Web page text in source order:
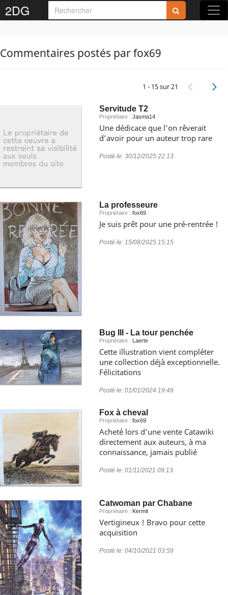
2DG
Commentaires postés par fox69
1 - 15 sur 21
Servitude T2
Propriétaire : Jasma14
Une dédicace que l’on rêverait
d’avoir pour un auteur trop rare
Posté le: 30/12/2025 22:13
La professeure
Propriétaire : fox69
Je suis prêt pour une pré-rentrée !
Posté le: 15/08/2025 15:15
Bug III - La tour penchée
Propriétaire : Laerte
Cette illustration vient compléter
une collection déjà exceptionnelle.
Félicitations
Posté le: 01/01/2024 19:49
Fox à cheval
Propriétaire : fox69
Acheté lors d'une vente Catawiki
directement aux auteurs, à ma
connaissance, jamais publié
Posté le: 01/11/2021 09:13
Catwoman par Chabane
Propriétaire : Kermit
Vertigineux ! Bravo pour cette
acquisition
Posté le: 04/10/2021 03:59